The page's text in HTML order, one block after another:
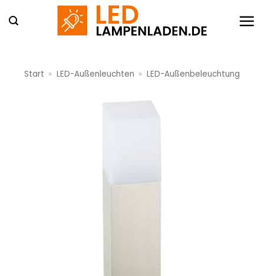
Inhalt
Start » LED-Außenleuchten » LED-Außenbeleuchtung